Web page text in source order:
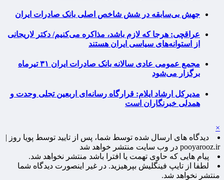
جهش بی‌سابقه در شش شاخص اصلی بانک صادرات ایران
عراقچی: هرجا که لازم باشد، مذاکره می‌کنیم/ دکتر لاریجانی
از استوانه‌های سیاسی ایران هستند
مجمع عمومی عادی سالانه بانک صادرات ایران ۳۱ تیرماه
برگزار می‌شود
مدیرکل ارشاد ایلام: قرارگاه رسانه‌ای اربعین تجلی وحدت و
همدلی خبرنگاران است
×
دیدگاه های ارسال شده توسط شما، پس از تایید توسط پویا روز |
pooyarooz.ir در وب سایت منتشر خواهد شد
پیام هایی که حاوی تهمت یا افترا باشد منتشر نخواهد شد.
لطفا از تایپ فینگلیش بپرهیزید. در غیر اینصورت دیدگاه شما
منتشر نخواهد شد.